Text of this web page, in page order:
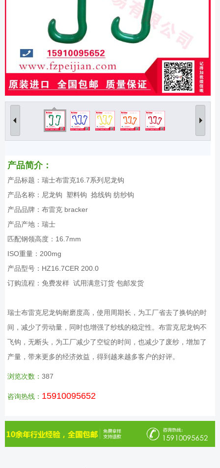
产品简介：
产品标题：瑞士布雷克16.7系列尼龙钩
产品名称：尼龙钩 塑料钩 捻线钩 纺纱钩
产品品牌：布雷克 bracker
产品产地：瑞士
匹配钢领高度：16.7mm
ISO重量：200mg
产品型号：HZ16.7CER 200.0
订购流程：免费发样 试用满意订货 包邮发货
瑞士布雷克尼龙钩耐磨度高，使用周期长，为工厂省去了换钩的时
间，减少了劳动量，同时也增强了纱线的稳定性。布雷克尼龙钩不
飞钩，无断头，为工厂减少了空锭的时间，也减少了废纱，增加了
产量，带来更多的经济效益，得到越来越多客户的好评。
浏览次数： 387
咨询热线： 15910095652